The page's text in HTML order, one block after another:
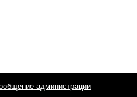
администрации